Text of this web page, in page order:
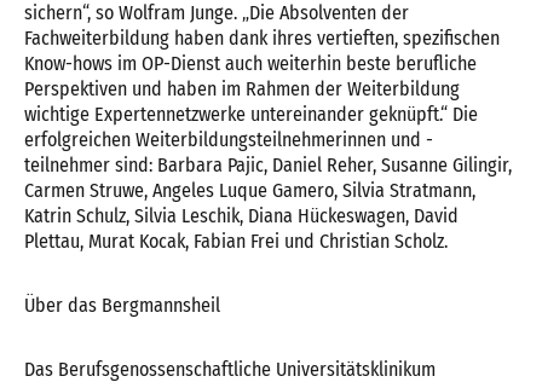
sichern“, so Wolfram Junge. „Die Absolventen der
Fachweiterbildung haben dank ihres vertieften, spezifischen
Know-hows im OP-Dienst auch weiterhin beste berufliche
Perspektiven und haben im Rahmen der Weiterbildung
wichtige Expertennetzwerke untereinander geknüpft.“ Die
erfolgreichen Weiterbildungsteilnehmerinnen und -
teilnehmer sind: Barbara Pajic, Daniel Reher, Susanne Gilingir,
Carmen Struwe, Angeles Luque Gamero, Silvia Stratmann,
Katrin Schulz, Silvia Leschik, Diana Hückeswagen, David
Plettau, Murat Kocak, Fabian Frei und Christian Scholz.
Über das Bergmannsheil
Das Berufsgenossenschaftliche Universitätsklinikum